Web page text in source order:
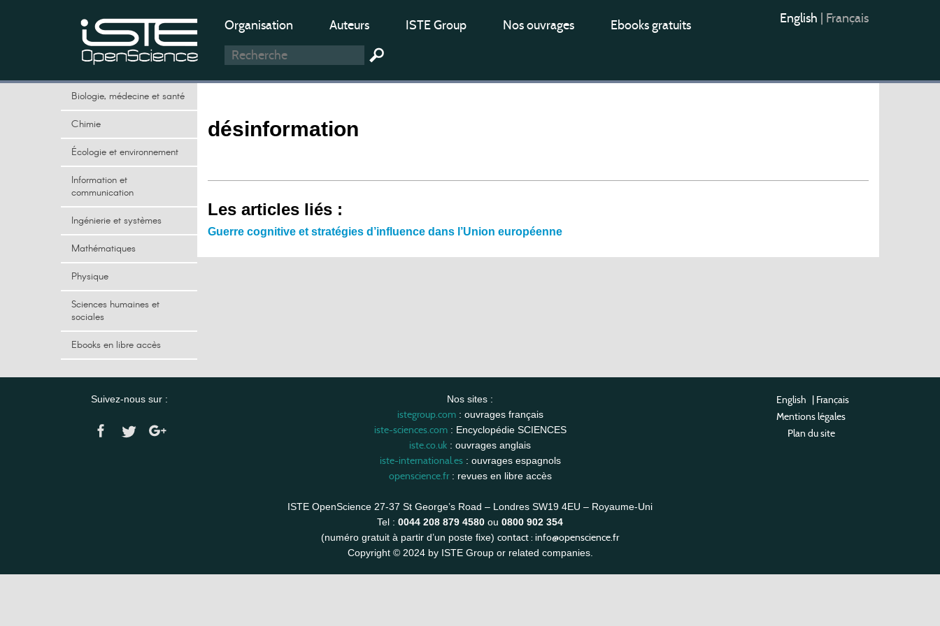
Organisation Auteurs ISTE Group Nos ouvrages Ebooks gratuits English Français
Biologie, médecine et santé
Chimie
Écologie et environnement
Information et
communication
Ingénierie et systèmes
Mathématiques
Physique
Sciences humaines et
sociales
Ebooks en libre accès
désinformation
Les articles liés :
Guerre cognitive et stratégies d’influence dans l’Union européenne
Suivez-nous sur : Nos sites :
istegroup.com: ouvrages français
iste-sciences.com: Encyclopédie SCIENCES
iste.co.uk : ouvrages anglais
iste-international.es: ouvrages espagnols
openscience.fr: revues en libre accès
ISTE OpenScience 27-37 St George’s Road – Londres SW19 4EU – Royaume-Uni
Tel : 0044 208 879 4580 ou 0800 902 354
(numéro gratuit à partir d’un poste fixe) contact : info@openscience.fr
Copyright © 2024 by ISTE Group or related companies.
English | Français
Mentions légales
Plan du site